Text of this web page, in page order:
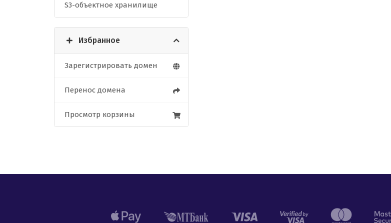
S3-объектное хранилище
Избранное
Зарегистрировать домен
Перенос домена
Просмотр корзины